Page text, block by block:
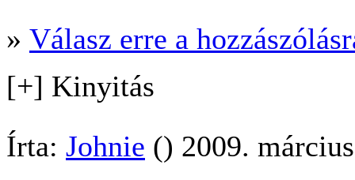
» Válasz erre a
[+] Kinyitás
Írta: Johnie () 2009.